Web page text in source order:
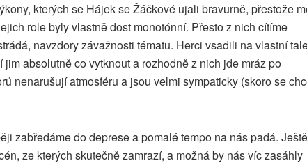
kterých se Hájek se Žáčkové ujali bravurně, přestože
role byly vlastně dost monotónní. Přesto z nich cítíme
navzdory závažnosti tématu. Herci vsadili na vlastní
absolutně co vytknout a rozhodně z nich jde mráz po
nenarušují atmosféru a jsou velmi sympaticky (skoro se
zabředáme do deprese a pomalé tempo na nás padá. Ještě
ze kterých skutečně zamrazí, a možná by nás víc zasáhly